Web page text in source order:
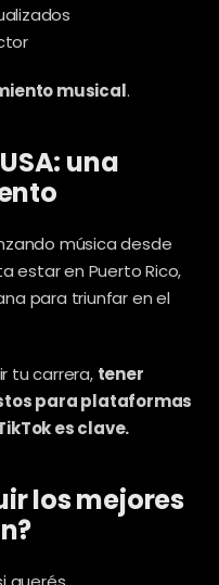
musical.
una
música desde
estar en Puerto Rico,
para triunfar en el
tu carrera, tener
para plataformas
es clave.
los mejores